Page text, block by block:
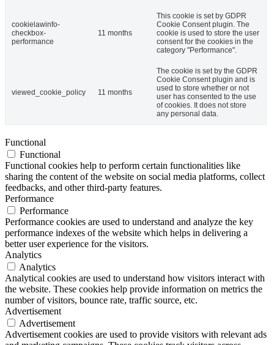
cookielawinfo-
checkbox-
performance
11 months
This cookie is set by GDPR
Cookie Consent plugin. The
cookie is used to store the user
consent for the cookies in the
category "Performance".
viewed_cookie_policy 11 months
The cookie is set by the GDPR
Cookie Consent plugin and is
used to store whether or not
user has consented to the use
of cookies. It does not store
any personal data.
Functional
Functional
Functional cookies help to perform certain functionalities like
sharing the content of the website on social media platforms, collect
feedbacks, and other third-party features.
Performance
Performance
Performance cookies are used to understand and analyze the key
performance indexes of the website which helps in delivering a
better user experience for the visitors.
Analytics
Analytics
Analytical cookies are used to understand how visitors interact with
the website. These cookies help provide information on metrics the
number of visitors, bounce rate, traffic source, etc.
Advertisement
Advertisement
Advertisement cookies are used to provide visitors with relevant ads